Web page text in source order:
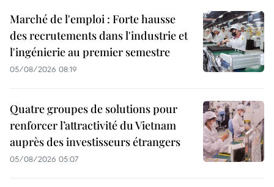
Marché de l'emploi : Forte hausse
des recrutements dans l'industrie et
l'ingénierie au premier semestre
05/08/2026 08:19
Quatre groupes de solutions pour
renforcer l’attractivité du Vietnam
auprès des investisseurs étrangers
05/08/2026 05:07